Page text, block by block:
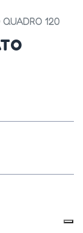
120